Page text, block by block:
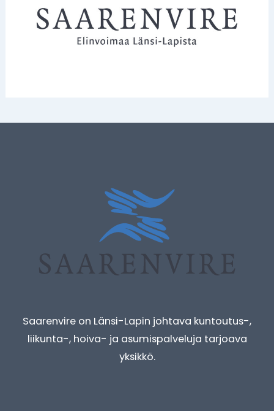
Saarenvire on Länsi-Lapin johtava kuntoutus-,
liikunta-, hoiva- ja asumispalveluja tarjoava
yksikkö.